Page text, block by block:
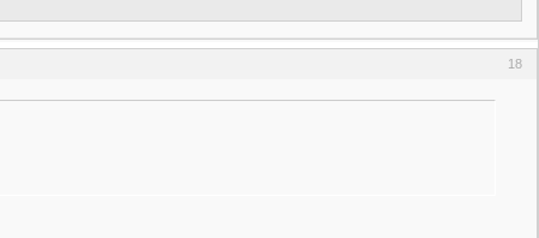
18